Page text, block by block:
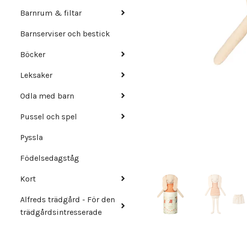
Barnrum & filtar
Barnserviser och bestick
Böcker
Leksaker
Odla med barn
Pussel och spel
Pyssla
Födelsedagståg
Kort
Alfreds trädgård - För den
trädgårdsintresserade